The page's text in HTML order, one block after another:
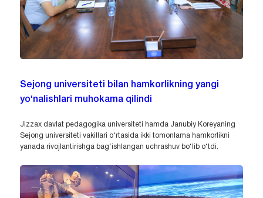
Sejong universiteti bilan hamkorlikning yangi
yo‘nalishlari muhokama qilindi
Jizzax davlat pedagogika universiteti hamda Janubiy Koreyaning
Sejong universiteti vakillari o‘rtasida ikki tomonlama hamkorlikni
yanada rivojlantirishga bag‘ishlangan uchrashuv bo‘lib o‘tdi.